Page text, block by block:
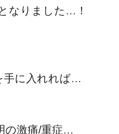
なりました…！
手に入れれば…
の激痛/重症…